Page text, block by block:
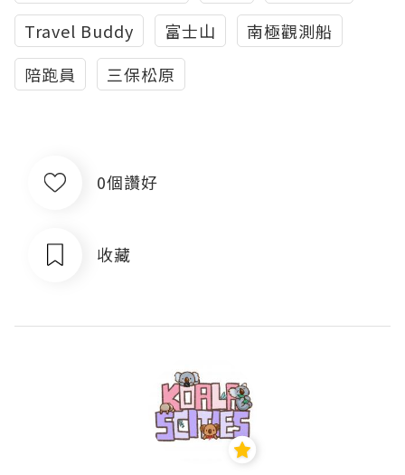
Travel Buddy
富士山
南極觀測船
陪跑員
三保松原
0個讚好
收藏